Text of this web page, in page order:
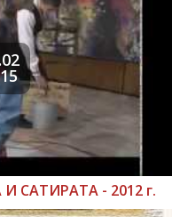
САТИРАТА - 2012 г.